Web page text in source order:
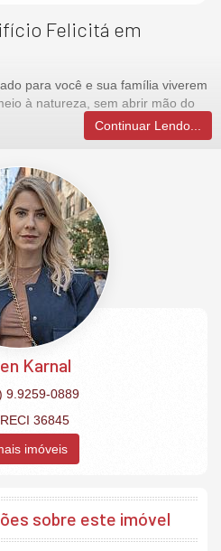
Felicitá em
para você e sua família viverem
à natureza, sem abrir mão do
1000 metros de
de momentos incríveis ao lado
em um local tranquilo a menos de
Balneário Camboriú e de
do Estado de Santa Catarina.
aviso prévio. Consulte
Continuar Lendo...
Karnal
0889
36845
imóveis
sobre este imóvel